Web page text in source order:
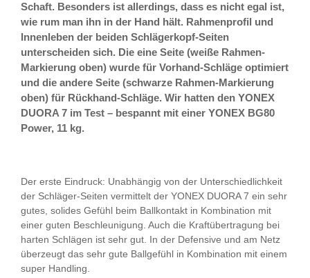
Schaft. Besonders ist allerdings, dass es nicht egal ist,
wie rum man ihn in der Hand hält. Rahmenprofil und
Innenleben der beiden Schlägerkopf-Seiten
unterscheiden sich. Die eine Seite (weiße Rahmen-
Markierung oben) wurde für Vorhand-Schläge optimiert
und die andere Seite (schwarze Rahmen-Markierung
oben) für Rückhand-Schläge. Wir hatten den YONEX
DUORA 7 im Test – bespannt mit einer YONEX BG80
Power, 11 kg.
Der erste Eindruck: Unabhängig von der Unterschiedlichkeit
der Schläger-Seiten vermittelt der YONEX DUORA 7 ein sehr
gutes, solides Gefühl beim Ballkontakt in Kombination mit
einer guten Beschleunigung. Auch die Kraftübertragung bei
harten Schlägen ist sehr gut. In der Defensive und am Netz
überzeugt das sehr gute Ballgefühl in Kombination mit einem
super Handling.